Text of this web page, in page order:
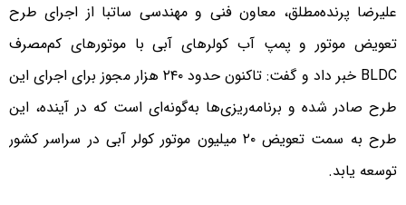
علیرضا پرنده‌مطلق، معاون فنی و مهندسی ساتبا از اجرای طرح
تعویض موتور و پمپ آب کولرهای آبی با موتورهای کم‌مصرف
BLDC خبر داد و گفت: تاکنون حدود ۲۴۰ هزار مجوز برای اجرای این
طرح صادر شده و برنامه‌ریزی‌ها به‌گونه‌ای است که در آینده، این
طرح به سمت تعویض ۲۰ میلیون موتور کولر آبی در سراسر کشور
توسعه یابد.